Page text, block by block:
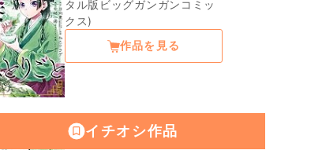
タル版ビッグガンガンコミッ
クス)
作品を見る
イチオシ作品